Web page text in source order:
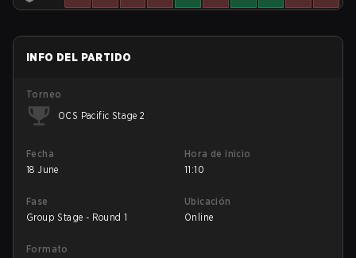
INFO DEL PARTIDO
Torneo
OCS Pacific Stage 2
Fecha
18 June
Hora de inicio
11:10
Fase
Group Stage - Round 1
Ubicación
Online
Formato